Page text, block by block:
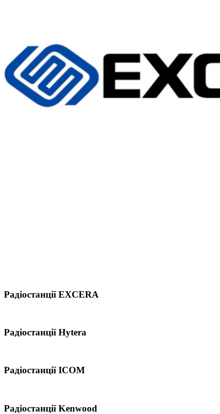
Радіостанції EXCERA
Радіостанції Hytera
Радіостанції ICOM
Радіостанції Kenwood